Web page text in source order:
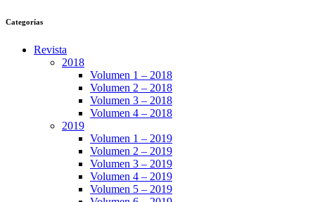
Categorías
Revista
2018
Volumen 1 – 2018
Volumen 2 – 2018
Volumen 3 – 2018
Volumen 4 – 2018
2019
Volumen 1 – 2019
Volumen 2 – 2019
Volumen 3 – 2019
Volumen 4 – 2019
Volumen 5 – 2019